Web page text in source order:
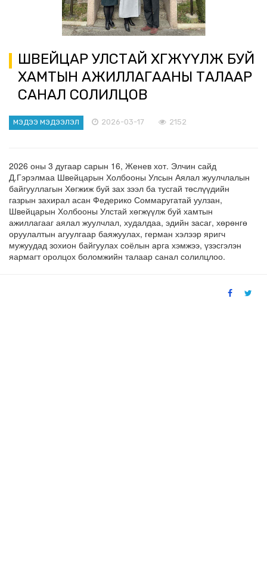
ШВЕЙЦАР УЛСТАЙ ХӨГЖҮҮЛЖ БУЙ
ХАМТЫН АЖИЛЛАГААНЫ ТАЛААР
САНАЛ СОЛИЛЦОВ
МЭДЭЭ МЭДЭЭЛЭЛ 2026-03-17 2152
2026 оны 3 дугаар сарын 16, Женев хот. Элчин сайд
Д.Гэрэлмаа Швейцарын Холбооны Улсын Аялал жуулчлалын
байгууллагын Хөгжиж буй зах зээл ба тусгай төслүүдийн
газрын захирал асан Федерико Соммаругатай уулзан,
Швейцарын Холбооны Улстай хөгжүүлж буй хамтын
ажиллагааг аялал жуулчлал, худалдаа, эдийн засаг, хөрөнгө
оруулалтын агуулгаар баяжуулах, герман хэлээр яригч
мужуудад зохион байгуулах соёлын арга хэмжээ, үзэсгэлэн
яармагт оролцох боломжийн талаар санал солилцлоо.